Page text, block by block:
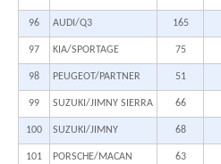
96 AUDI/Q3 165
97 KIA/SPORTAGE 75
98 PEUGEOT/PARTNER 51
99 SUZUKI/JIMNY SIERRA 66
100 SUZUKI/JIMNY 68
101 PORSCHE/MACAN 63